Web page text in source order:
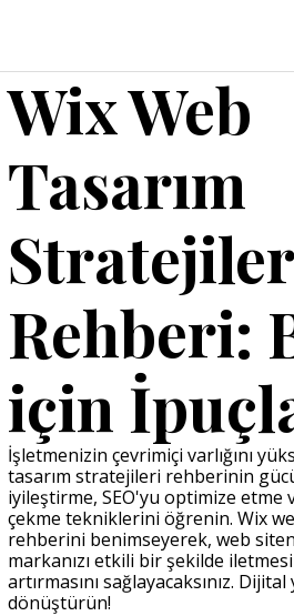
Wix Web
Tasarım
Rehberi:
için
İşletmenizin çevrimiçi varlığını
tasarım stratejileri rehberinin
iyileştirme, SEO'yu optimize etme
çekme tekniklerini öğrenin. Wix
rehberini benimseyerek, web
markanızı etkili bir şekilde
artırmasını sağlayacaksınız. Dijital
dönüştürün!